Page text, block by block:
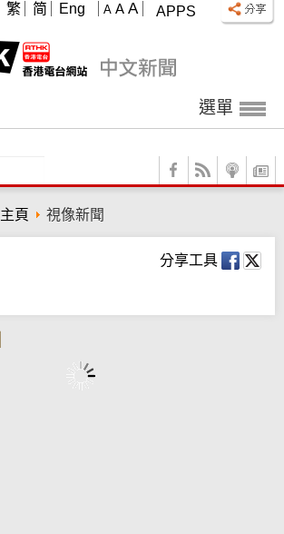
APPS
A A A
繁 简 Eng
選單
主頁 視像新聞
分享工具